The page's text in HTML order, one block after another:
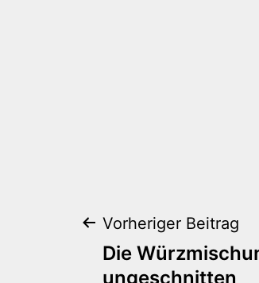
Vorheriger Beitrag
Die
ungeschnitten